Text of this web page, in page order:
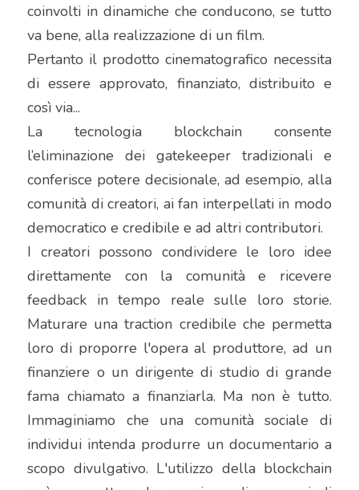
coinvolti in dinamiche che conducono, se tutto
va bene, alla realizzazione di un film.
Pertanto il prodotto cinematografico necessita
di essere approvato, finanziato, distribuito e
così via...
La tecnologia blockchain consente
l’eliminazione dei gatekeeper tradizionali e
conferisce potere decisionale, ad esempio, alla
comunità di creatori, ai fan interpellati in modo
democratico e credibile e ad altri contributori.
I creatori possono condividere le loro idee
direttamente con la comunità e ricevere
feedback in tempo reale sulle loro storie.
Maturare una traction credibile che permetta
loro di proporre l'opera al produttore, ad un
finanziere o un dirigente di studio di grande
fama chiamato a finanziarla. Ma non è tutto.
Immaginiamo che una comunità sociale di
individui intenda produrre un documentario a
scopo divulgativo. L'utilizzo della blockchain